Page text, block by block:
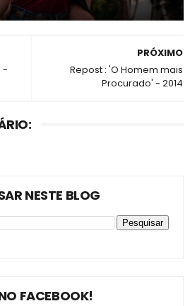
PRÓXIMO
Repost : 'O Homem mais
Procurado' - 2014
-
NESTE BLOG
FACEBOOK!